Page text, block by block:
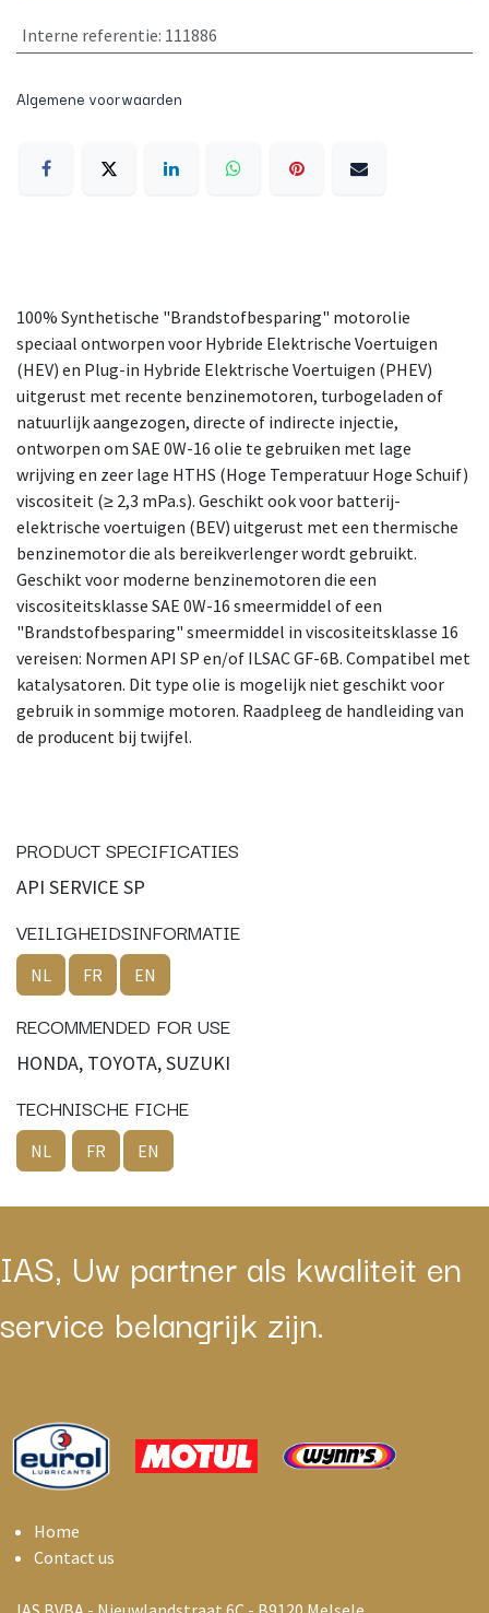
Interne referentie: 111886
Algemene voorwaarden
100% Synthetische "Brandstofbesparing" motorolie
speciaal ontworpen voor Hybride Elektrische Voertuigen
(HEV) en Plug-in Hybride Elektrische Voertuigen (PHEV)
uitgerust met recente benzinemotoren, turbogeladen of
natuurlijk aangezogen, directe of indirecte injectie,
ontworpen om SAE 0W-16 olie te gebruiken met lage
wrijving en zeer lage HTHS (Hoge Temperatuur Hoge Schuif)
viscositeit (≥ 2,3 mPa.s). Geschikt ook voor batterij-
elektrische voertuigen (BEV) uitgerust met een thermische
benzinemotor die als bereikverlenger wordt gebruikt.
Geschikt voor moderne benzinemotoren die een
viscositeitsklasse SAE 0W-16 smeermiddel of een
"Brandstofbesparing" smeermiddel in viscositeitsklasse 16
vereisen: Normen API SP en/of ILSAC GF-6B. Compatibel met
katalysatoren. Dit type olie is mogelijk niet geschikt voor
gebruik in sommige motoren. Raadpleeg de handleiding van
de producent bij twijfel.
PRODUCT SPECIFICATIES
API SERVICE SP
VEILIGHEIDSINFORMATIE
NL FR EN
RECOMMENDED FOR USE
HONDA, TOYOTA, SUZUKI
TECHNISCHE FICHE
NL FR EN
IAS, Uw partner als kwaliteit en
service belangrijk zijn.
Home
Contact us